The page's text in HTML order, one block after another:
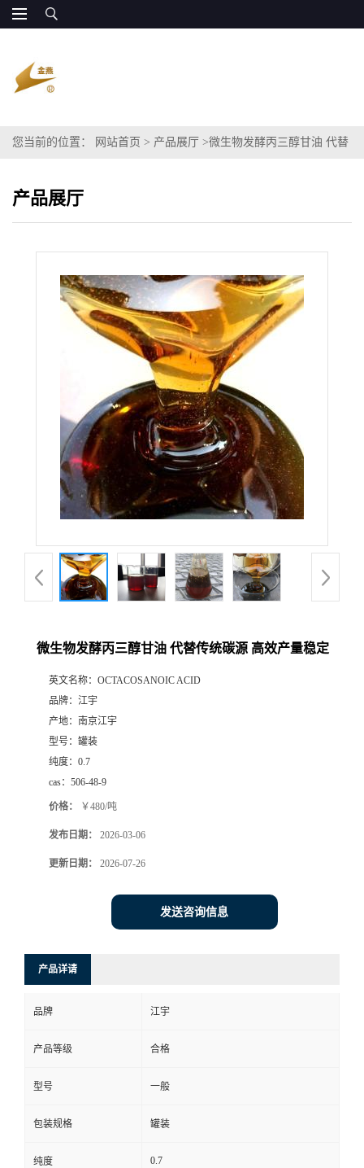
您当前的位置： 网站首页 > 产品展厅 >微生物发酵丙三醇甘油 代替
产品展厅
微生物发酵丙三醇甘油 代替传统碳源 高效产量稳定
英文名称： OCTACOSANOIC ACID
品牌： 江宇
产地： 南京江宇
型号： 罐装
纯度： 0.7
cas： 506-48-9
价格： ￥480/吨
发布日期： 2026-03-06
更新日期： 2026-07-26
发送咨询信息
产品详请
品牌 江宇
产品等级 合格
型号 一般
包装规格 罐装
纯度 0.7